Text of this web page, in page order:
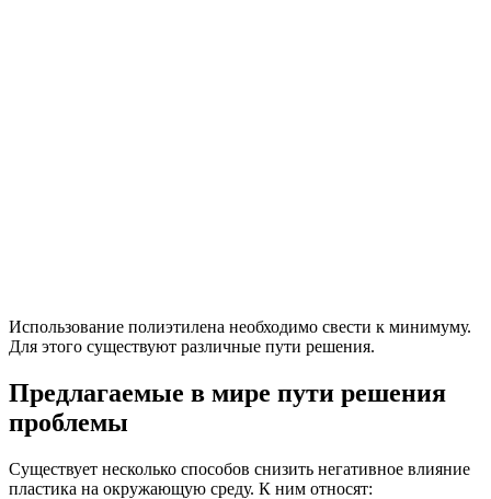
Использование полиэтилена необходимо свести к минимуму.
Для этого существуют различные пути решения.
Предлагаемые в мире пути решения
проблемы
Существует несколько способов снизить негативное влияние
пластика на окружающую среду. К ним относят: